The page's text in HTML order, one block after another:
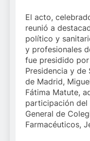
El acto,
reunió a
político y
y profesionales
fue presidido
Presidencia y de
de Madrid,
Fátima Matute,
participación del
General de
Farmacéuticos,